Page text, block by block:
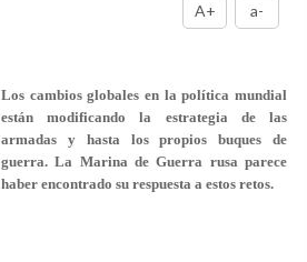
A+ a-
Los cambios globales en la política mundial
están modificando la estrategia de las
armadas y hasta los propios buques de
guerra. La Marina de Guerra rusa parece
haber encontrado su respuesta a estos retos.